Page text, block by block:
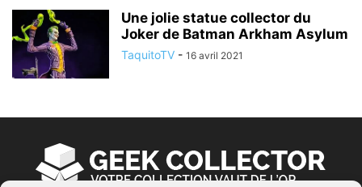
Une jolie statue collector du
Joker de Batman Arkham Asylum
TaquitoTV - 16 avril 2021